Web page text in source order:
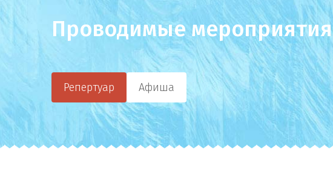
Проводимые мероприятия
Репертуар Афиша